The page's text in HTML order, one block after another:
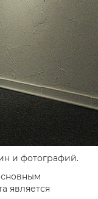
и фотографий.
является